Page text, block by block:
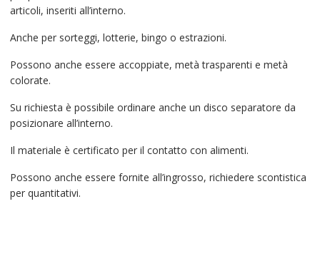
articoli, inseriti all’interno.
Anche per sorteggi, lotterie, bingo o estrazioni.
Possono anche essere accoppiate, metà trasparenti e metà
colorate.
Su richiesta è possibile ordinare anche un disco separatore da
posizionare all’interno.
Il materiale è certificato per il contatto con alimenti.
Possono anche essere fornite all’ingrosso, richiedere scontistica
per quantitativi.